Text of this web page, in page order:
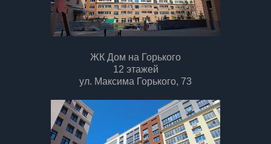
ЖК Дом на Горького
12 этажей
ул. Максима Горького, 73